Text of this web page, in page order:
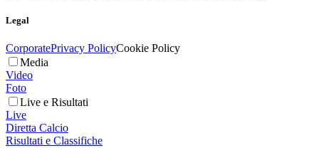
Legal
CorporatePrivacy PolicyCookie Policy
Media
Video
Foto
Live e Risultati
Live
Diretta Calcio
Risultati e Classifiche